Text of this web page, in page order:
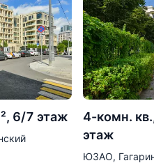
6/7 этаж
4-комн.
этаж
ЮЗАО,